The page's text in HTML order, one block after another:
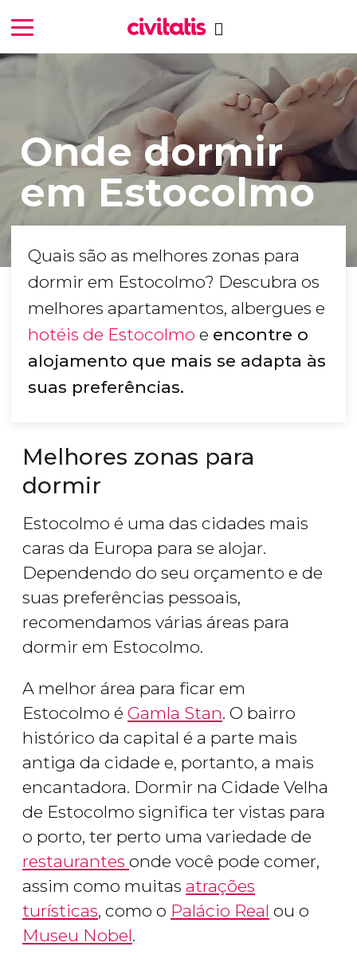
Onde dormir
em Estocolmo
Quais são as melhores zonas para
dormir em Estocolmo? Descubra os
melhores apartamentos, albergues e
hotéis de Estocolmo e encontre o
alojamento que mais se adapta às
suas preferências.
Melhores zonas para
dormir
Estocolmo é uma das cidades mais
caras da Europa para se alojar.
Dependendo do seu orçamento e de
suas preferências pessoais,
recomendamos várias áreas para
dormir em Estocolmo.
A melhor área para ficar em
Estocolmo é Gamla Stan. O bairro
histórico da capital é a parte mais
antiga da cidade e, portanto, a mais
encantadora. Dormir na Cidade Velha
de Estocolmo significa ter vistas para
o porto, ter perto uma variedade de
restaurantes onde você pode comer,
assim como muitas atrações
turísticas, como o Palácio Real ou o
Museu Nobel.